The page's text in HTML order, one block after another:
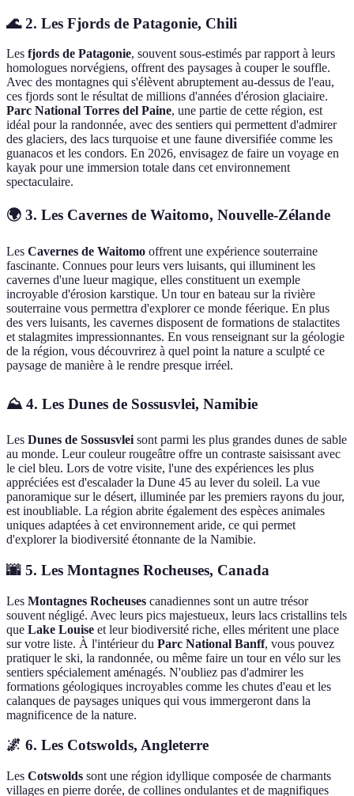
🌊 2. Les Fjords de Patagonie, Chili
Les fjords de Patagonie, souvent sous-estimés par rapport à leurs
homologues norvégiens, offrent des paysages à couper le souffle.
Avec des montagnes qui s'élèvent abruptement au-dessus de l'eau,
ces fjords sont le résultat de millions d'années d'érosion glaciaire.
Parc National Torres del Paine, une partie de cette région, est
idéal pour la randonnée, avec des sentiers qui permettent d'admirer
des glaciers, des lacs turquoise et une faune diversifiée comme les
guanacos et les condors. En 2026, envisagez de faire un voyage en
kayak pour une immersion totale dans cet environnement
spectaculaire.
🌍 3. Les Cavernes de Waitomo, Nouvelle-Zélande
Les Cavernes de Waitomo offrent une expérience souterraine
fascinante. Connues pour leurs vers luisants, qui illuminent les
cavernes d'une lueur magique, elles constituent un exemple
incroyable d'érosion karstique. Un tour en bateau sur la rivière
souterraine vous permettra d'explorer ce monde féerique. En plus
des vers luisants, les cavernes disposent de formations de stalactites
et stalagmites impressionnantes. En vous renseignant sur la géologie
de la région, vous découvrirez à quel point la nature a sculpté ce
paysage de manière à le rendre presque irréel.
⛰️ 4. Les Dunes de Sossusvlei, Namibie
Les Dunes de Sossusvlei sont parmi les plus grandes dunes de sable
au monde. Leur couleur rougeâtre offre un contraste saisissant avec
le ciel bleu. Lors de votre visite, l'une des expériences les plus
appréciées est d'escalader la Dune 45 au lever du soleil. La vue
panoramique sur le désert, illuminée par les premiers rayons du jour,
est inoubliable. La région abrite également des espèces animales
uniques adaptées à cet environnement aride, ce qui permet
d'explorer la biodiversité étonnante de la Namibie.
🌆 5. Les Montagnes Rocheuses, Canada
Les Montagnes Rocheuses canadiennes sont un autre trésor
souvent négligé. Avec leurs pics majestueux, leurs lacs cristallins tels
que Lake Louise et leur biodiversité riche, elles méritent une place
sur votre liste. À l'intérieur du Parc National Banff, vous pouvez
pratiquer le ski, la randonnée, ou même faire un tour en vélo sur les
sentiers spécialement aménagés. N'oubliez pas d'admirer les
formations géologiques incroyables comme les chutes d'eau et les
calanques de paysages uniques qui vous immergeront dans la
magnificence de la nature.
🌌 6. Les Cotswolds, Angleterre
Les Cotswolds sont une région idyllique composée de charmants
villages en pierre dorée, de collines ondulantes et de magnifiques